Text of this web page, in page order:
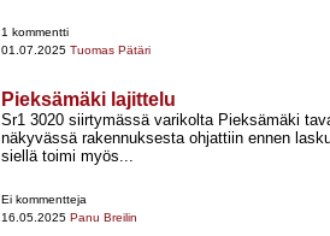
1 kommentti
01.07.2025 Tuomas Pätäri
Pieksämäki lajittelu
Sr1 3020 siirtymässä varikolta Pieksämäki
näkyvässä rakennuksesta ohjattiin ennen
siellä toimi myös...
Ei kommentteja
16.05.2025 Panu Breilin